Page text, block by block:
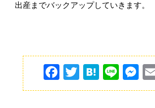
出産までバックアップしていきます。
F
a
T
w
H
at
Li
n
M
e